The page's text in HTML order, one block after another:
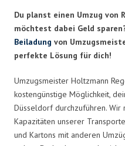
Du planst einen Umzug von
möchtest dabei Geld
Beiladung von
perfekte Lösung für dich!
Umzugsmeister Holtzmann
kostengünstige Möglichkeit,
Düsseldorf durchzuführen. Wir
Kapazitäten unserer
und Kartons mit anderen